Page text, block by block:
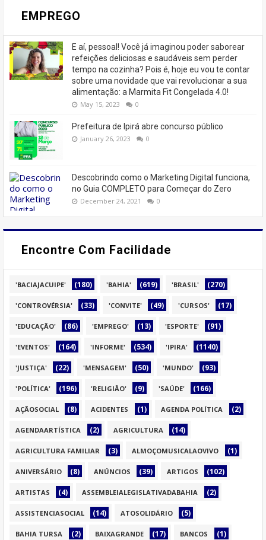
EMPREGO
E aí, pessoal! Você já imaginou poder saborear
refeições deliciosas e saudáveis ​​sem perder
tempo na cozinha? Pois é, hoje eu vou te contar
sobre uma novidade que vai revolucionar a sua
alimentação: a Marmita Fit Congelada 4.0!
May 15, 2023 0
Prefeitura de Ipirá abre concurso público
January 26, 2023 0
Descobrindo como o Marketing Digital funciona,
no Guia COMPLETO para Começar do Zero
December 24, 2021 0
Encontre Com Facilidade
'BACIAJACUIPE' (180) 'BAHIA' (619) 'BRASIL' (270)
'CONTROVÉRSIA' (33) 'CONVITE' (49) 'CURSOS' (17)
'EDUCAÇÃO' (86) 'EMPREGO' (13) 'ESPORTE' (91)
'EVENTOS' (164) 'INFORME' (534) 'IPIRA' (1140)
'JUSTIÇA' (22) 'MENSAGEM' (50) 'MUNDO' (93)
'POLÍTICA' (196) 'RELIGIÃO' (9) 'SAÚDE' (166)
AÇÃOSOCIAL (8) ACIDENTES (1) AGENDA POLÍTICA (2)
AGENDAARTÍSTICA (2) AGRICULTURA (14)
AGRICULTURA FAMILIAR (3) ALMOÇOMUSICALAOVIVO (1)
ANIVERSÁRIO (8) ANÚNCIOS (39) ARTIGOS (102)
ARTISTAS (4) ASSEMBLEIALEGISLATIVADABAHIA (2)
ASSISTENCIASOCIAL (14) ATOSOLIDÁRIO (5)
BAHIA TURSA (2) BAIXAGRANDE (17) BANCOS (1)